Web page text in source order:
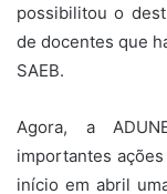
possibilitou o
de docentes que
SAEB.
Agora, a
importantes
início em abril